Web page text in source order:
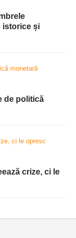
istorice și
de politică
crize, ci le